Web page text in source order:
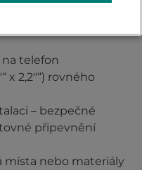
telefon
x 2,2″“) rovného
– bezpečné
připevnění
místa nebo materiály